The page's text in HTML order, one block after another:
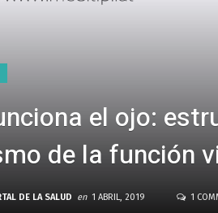
el ojo:
de la función
DE LA SALUD en 1 ABRIL, 2019 1